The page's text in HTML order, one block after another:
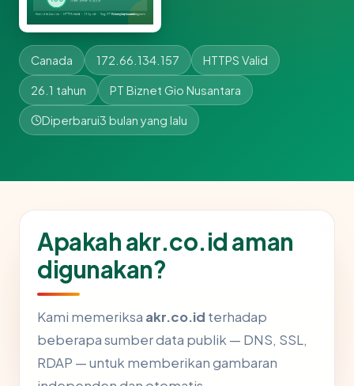
Canada 172.66.134.157 HTTPS Valid
26.1 tahun PT Biznet Gio Nusantara
Diperbarui3 bulan yang lalu
Apakah akr.co.id aman
digunakan?
Kami memeriksa akr.co.id terhadap
beberapa sumber data publik — DNS, SSL,
RDAP — untuk memberikan gambaran